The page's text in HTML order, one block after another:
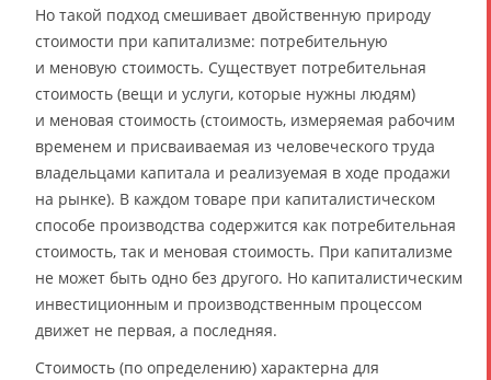
Но такой подход смешивает двойственную природу
стоимости при капитализме: потребительную
и меновую стоимость. Существует потребительная
стоимость (вещи и услуги, которые нужны людям)
и меновая стоимость (стоимость, измеряемая рабочим
временем и присваиваемая из человеческого труда
владельцами капитала и реализуемая в ходе продажи
на рынке). В каждом товаре при капиталистическом
способе производства содержится как потребительная
стоимость, так и меновая стоимость. При капитализме
не может быть одно без другого. Но капиталистическим
инвестиционным и производственным процессом
движет не первая, а последняя.
Стоимость (по определению) характерна для